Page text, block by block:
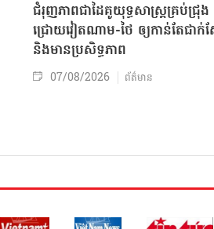
ជំរុញភាពជាដៃគូយុទ្ធសាស្ត្រគ្រប់ជ្រុង
ជ្រោយវៀតណាម-ថៃ ឲ្យកាន់តែជាក់ស្
និងមានប្រសិទ្ធភាព
07/08/2026 ព័ត៌មាន